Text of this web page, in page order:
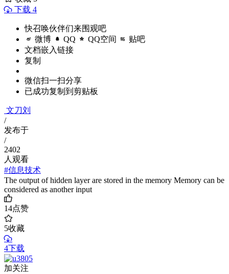
下载 4
快召唤伙伴们来围观吧
微博 QQ QQ空间 贴吧
文档嵌入链接
复制
微信扫一扫分享
已成功复制到剪贴板
文刀刘
/
发布于
/
2402
人观看
#信息技术
The output of hidden layer are stored in the memory Memory can be
considered as another input
14点赞
5收藏
4下载
加关注